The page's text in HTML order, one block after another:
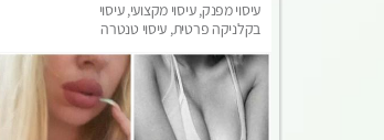
עיסוי מפנק, עיסוי מקצועי, עיסוי
בקלניקה פרטית, עיסוי טנטרה